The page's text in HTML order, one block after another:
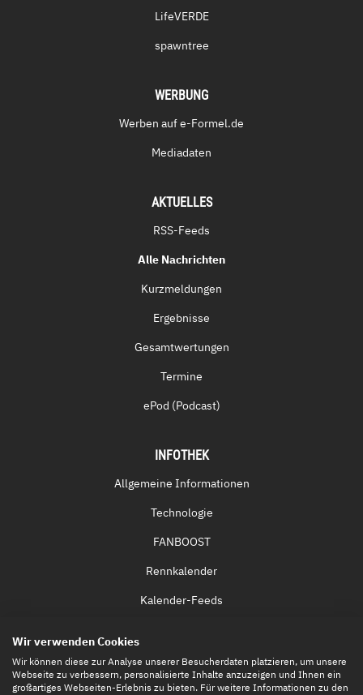
LifeVERDE
spawntree
WERBUNG
Werben auf e-Formel.de
Mediadaten
AKTUELLES
RSS-Feeds
Alle Nachrichten
Kurzmeldungen
Ergebnisse
Gesamtwertungen
Termine
ePod (Podcast)
INFOTHEK
Allgemeine Informationen
Technologie
FANBOOST
Rennkalender
Kalender-Feeds
Eintrittskarten
Wir verwenden Cookies
Wir können diese zur Analyse unserer Besucherdaten platzieren, um unsere
Webseite zu verbessern, personalisierte Inhalte anzuzeigen und Ihnen ein
großartiges Webseiten-Erlebnis zu bieten. Für weitere Informationen zu den